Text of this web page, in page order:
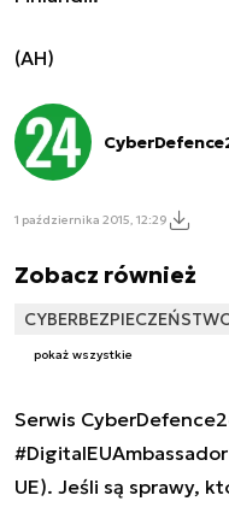
(AH)
1 października 2015, 12:29
Zobacz również
pokaż wszystkie
Serwis
UE). Jeśli są sprawy,